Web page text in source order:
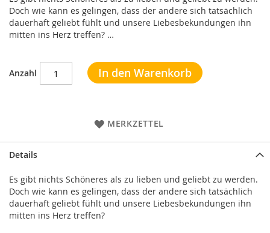
Doch wie kann es gelingen, dass der andere sich tatsächlich
dauerhaft geliebt fühlt und unsere Liebesbekundungen ihn
mitten ins Herz treffen? …
Anzahl In den Warenkorb
MERKZETTEL
Details
Es gibt nichts Schöneres als zu lieben und geliebt zu werden.
Doch wie kann es gelingen, dass der andere sich tatsächlich
dauerhaft geliebt fühlt und unsere Liebesbekundungen ihn
mitten ins Herz treffen?